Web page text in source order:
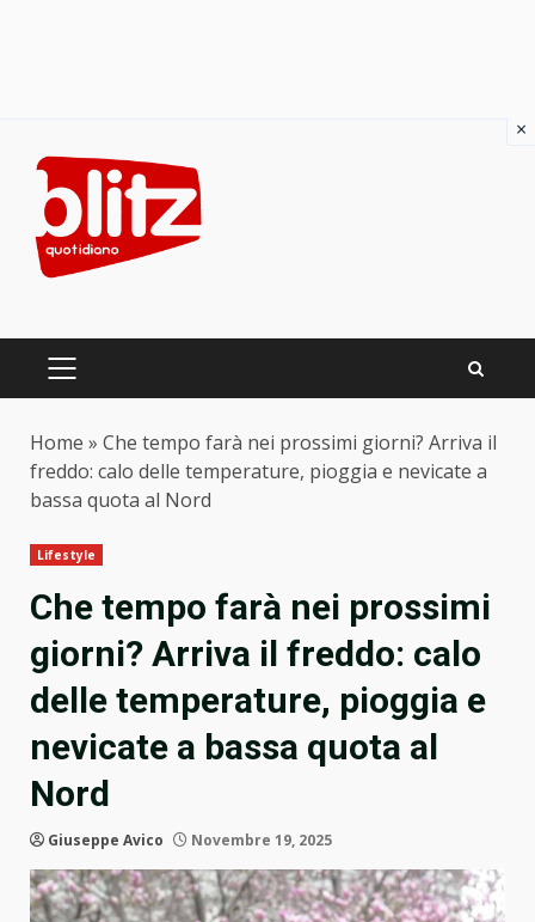
content
PRIMARY
Home » Che tempo farà nei prossimi giorni? Arriva il
freddo: calo delle temperature, pioggia e nevicate a
bassa quota al Nord
Lifestyle
Che tempo farà nei prossimi
giorni? Arriva il freddo: calo
delle temperature, pioggia e
nevicate a bassa quota al
Nord
Giuseppe Avico Novembre 19, 2025
×